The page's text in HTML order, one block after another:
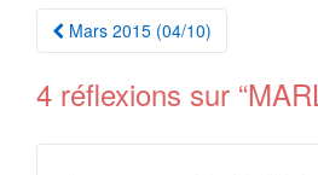
Navigation
Mars 2015 (04/10)
4 réflexions sur “